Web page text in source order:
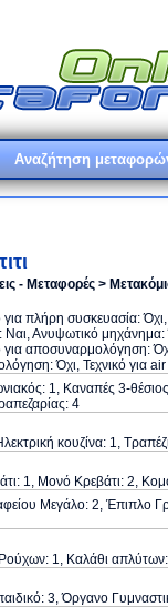
Αναζήτηση
- Μεταφορές >
πλήρη συσκευασία:
Ανυψωτικό μηχάνημα:
αποσυναρμολόγηση:
Όχι, Τεχνικό για
1, Καναπές 3-
4
κουζίνα: 1,
1, Μονό Κρεβάτι: 2,
Μεγάλο: 2, Έπιπλο
1, Καλάθι
3, Όργανο